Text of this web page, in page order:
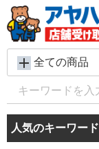
全ての商品
人気のキーワード